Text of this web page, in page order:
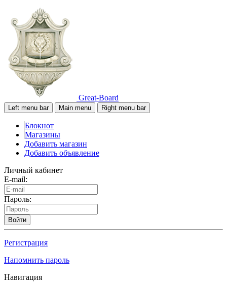
Great-Board
Left menu bar Main menu Right menu bar
Блокнот
Магазины
Добавить магазин
Добавить объявление
Личный кабинет
E-mail:
Пароль:
Войти
Регистрация
Напомнить пароль
Навигация